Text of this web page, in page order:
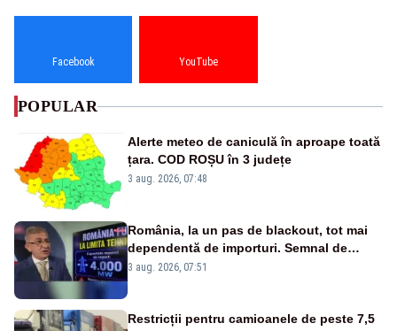
Facebook YouTube
POPULAR
Alerte meteo de caniculă în aproape toată
țara. COD ROȘU în 3 județe
3 aug. 2026, 07:48
România, la un pas de blackout, tot mai
dependentă de importuri. Semnal de
alarmă tras de un expert în energie
3 aug. 2026, 07:51
Restricții pentru camioanele de peste 7,5